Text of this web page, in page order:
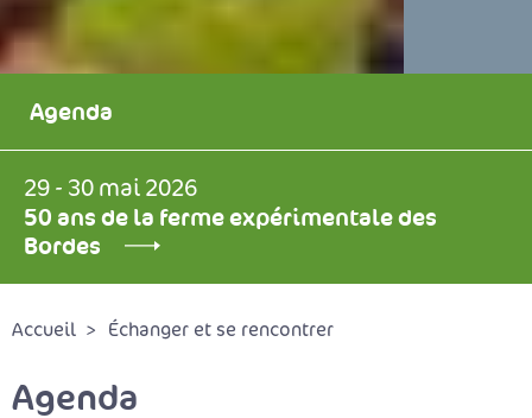
Agenda
29 - 30 mai 2026
50 ans de la ferme expérimentale des
Bordes
Accueil Échanger et se rencontrer
Agenda